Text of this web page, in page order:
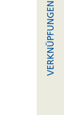
VERKNÜPFUNGEN